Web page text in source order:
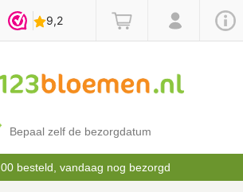
Bepaal zelf de bezorgdatum
besteld, vandaag nog bezorgd